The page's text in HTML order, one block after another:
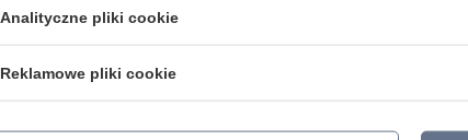
Analityczne pliki cookie
Reklamowe pliki cookie